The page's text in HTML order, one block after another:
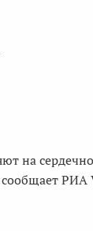
на
РИА